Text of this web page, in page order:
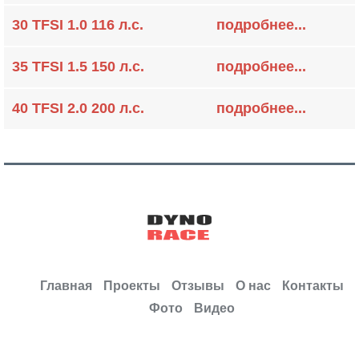
30 TFSI 1.0 116 л.с. подробнее...
35 TFSI 1.5 150 л.с. подробнее...
40 TFSI 2.0 200 л.с. подробнее...
Главная Проекты Отзывы О нас
Контакты
Фото
Видео